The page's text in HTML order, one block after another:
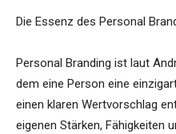
Die Essenz des Personal
Personal Branding ist laut
dem eine Person eine
einen klaren Wertvorschlag
eigenen Stärken, Fähigkeiten